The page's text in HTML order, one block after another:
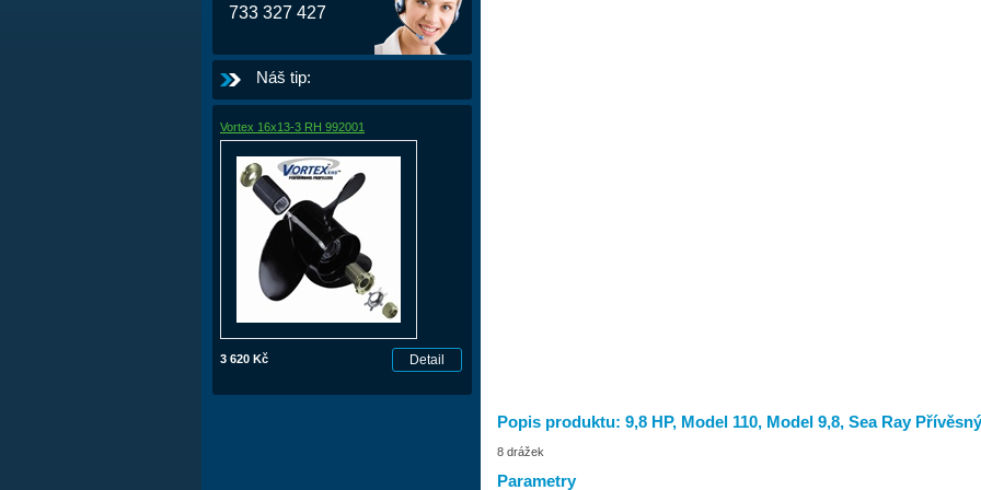
733 327 427
Náš tip:
Vortex 16x13-3 RH 992001
3 620 Kč
Popis produktu: 9,8 HP, Model 110, Model 9,8, Sea Ray Přívěsný
8 drážek
Parametry